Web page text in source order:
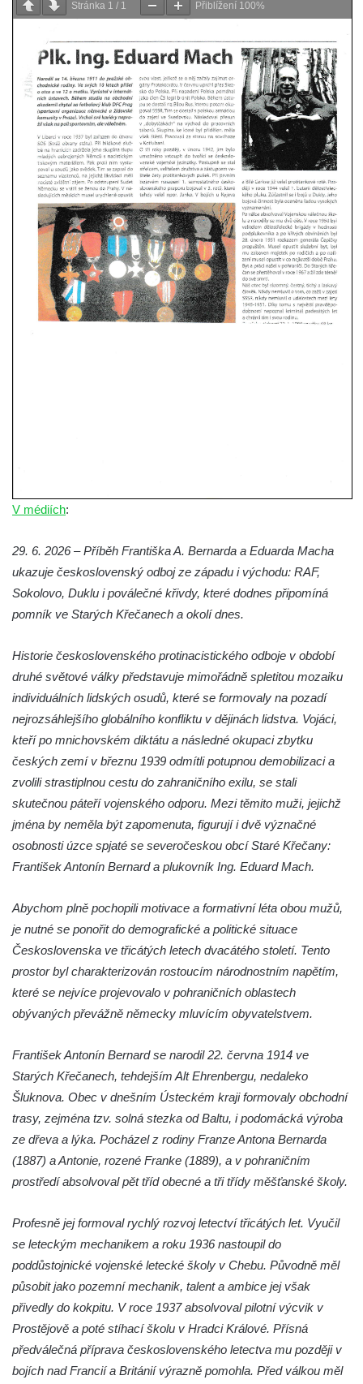
Velešíně
Velešíně
Pamětní deska arcibiskupa Micara ve
vstupu do poutního místa Římov
Plastika Koule v Gutenbergově ulici v
Liberci
Pamětní deska Vojtěcha Kocmicha na
domě čp. 37 v ulici Betlém v Římově
Pomník na paměť zrušení roboty v Plavu
Socha vodníka v Plavu
Socha svatého Jana Nepomuckého v
Třebušíně
Pamětní deska Johanna Nepomuka
Busta Jana Amose Komenského na domě
Socha Medvídě v Tierpark Chemnitz
Sochy Ptáci v Tierpark Chemnitz
Socha Skupina jeřábů v Tierpark Chemnitz
Socha Dívka s mušlí v ZOO Leipzig
Socha Tygr v ZOO Leipzig
Socha Atlet v ZOO Leipzig
Socha Marabu v ZOO Leipzig
Socha Mladý slon v ZOO Leipzig
Socha Býk v ZOO Dresden
Socha Uprchlý otrok bojuje s divokým psem
v ZOO Dresden
Socha Faun s medvíďaty v ZOO Dresden
Socha divokého prasete před vstupem do
ZOO Dresden
Socha světce severně od Lužce nad
Vltavou
Strom svobody a památník 100 let republiky
a 30. výročí listopadu 1989 v Hrobčicích
Boží muka v parku před domem čp. 17 v
Hrobčicích
Sochy „Klaun a dívenka“ v parku v centru
Hrobčic
Socha svatého Antonína poustevníka v
Stránka 1 / 1 Přiblížení 100%
V médiích:
29. 6. 2026 – Příběh Františka A. Bernarda a Eduarda Macha
ukazuje československý odboj ze západu i východu: RAF,
Sokolovo, Duklu i poválečné křivdy, které dodnes připomíná
pomník ve Starých Křečanech a okolí dnes.
Historie československého protinacistického odboje v období
druhé světové války představuje mimořádně spletitou mozaiku
individuálních lidských osudů, které se formovaly na pozadí
nejrozsáhlejšího globálního konfliktu v dějinách lidstva. Vojáci,
kteří po mnichovském diktátu a následné okupaci zbytku
českých zemí v březnu 1939 odmítli potupnou demobilizaci a
zvolili strastiplnou cestu do zahraničního exilu, se stali
skutečnou páteří vojenského odporu. Mezi těmito muži, jejichž
jména by neměla být zapomenuta, figurují i dvě význačné
osobnosti úzce spjaté se severočeskou obcí Staré Křečany:
František Antonín Bernard a plukovník Ing. Eduard Mach.
Abychom plně pochopili motivace a formativní léta obou mužů,
je nutné se ponořit do demografické a politické situace
Československa ve třicátých letech dvacátého století. Tento
prostor byl charakterizován rostoucím národnostním napětím,
které se nejvíce projevovalo v pohraničních oblastech
obývaných převážně německy mluvícím obyvatelstvem.
František Antonín Bernard se narodil 22. června 1914 ve
Starých Křečanech, tehdejším Alt Ehrenbergu, nedaleko
Šluknova. Obec v dnešním Ústeckém kraji formovaly obchodní
trasy, zejména tzv. solná stezka od Baltu, i podomácká výroba
ze dřeva a lýka. Pocházel z rodiny Franze Antona Bernarda
(1887) a Antonie, rozené Franke (1889), a v pohraničním
prostředí absolvoval pět tříd obecné a tři třídy měšťanské školy.
Profesně jej formoval rychlý rozvoj letectví třicátých let. Vyučil
se leteckým mechanikem a roku 1936 nastoupil do
poddůstojnické vojenské letecké školy v Chebu. Původně měl
působit jako pozemní mechanik, talent a ambice jej však
přivedly do kokpitu. V roce 1937 absolvoval pilotní výcvik v
Prostějově a poté stíhací školu v Hradci Králové. Přísná
předválečná příprava československého letectva mu později v
bojích nad Francií a Británií výrazně pomohla. Před válkou měl